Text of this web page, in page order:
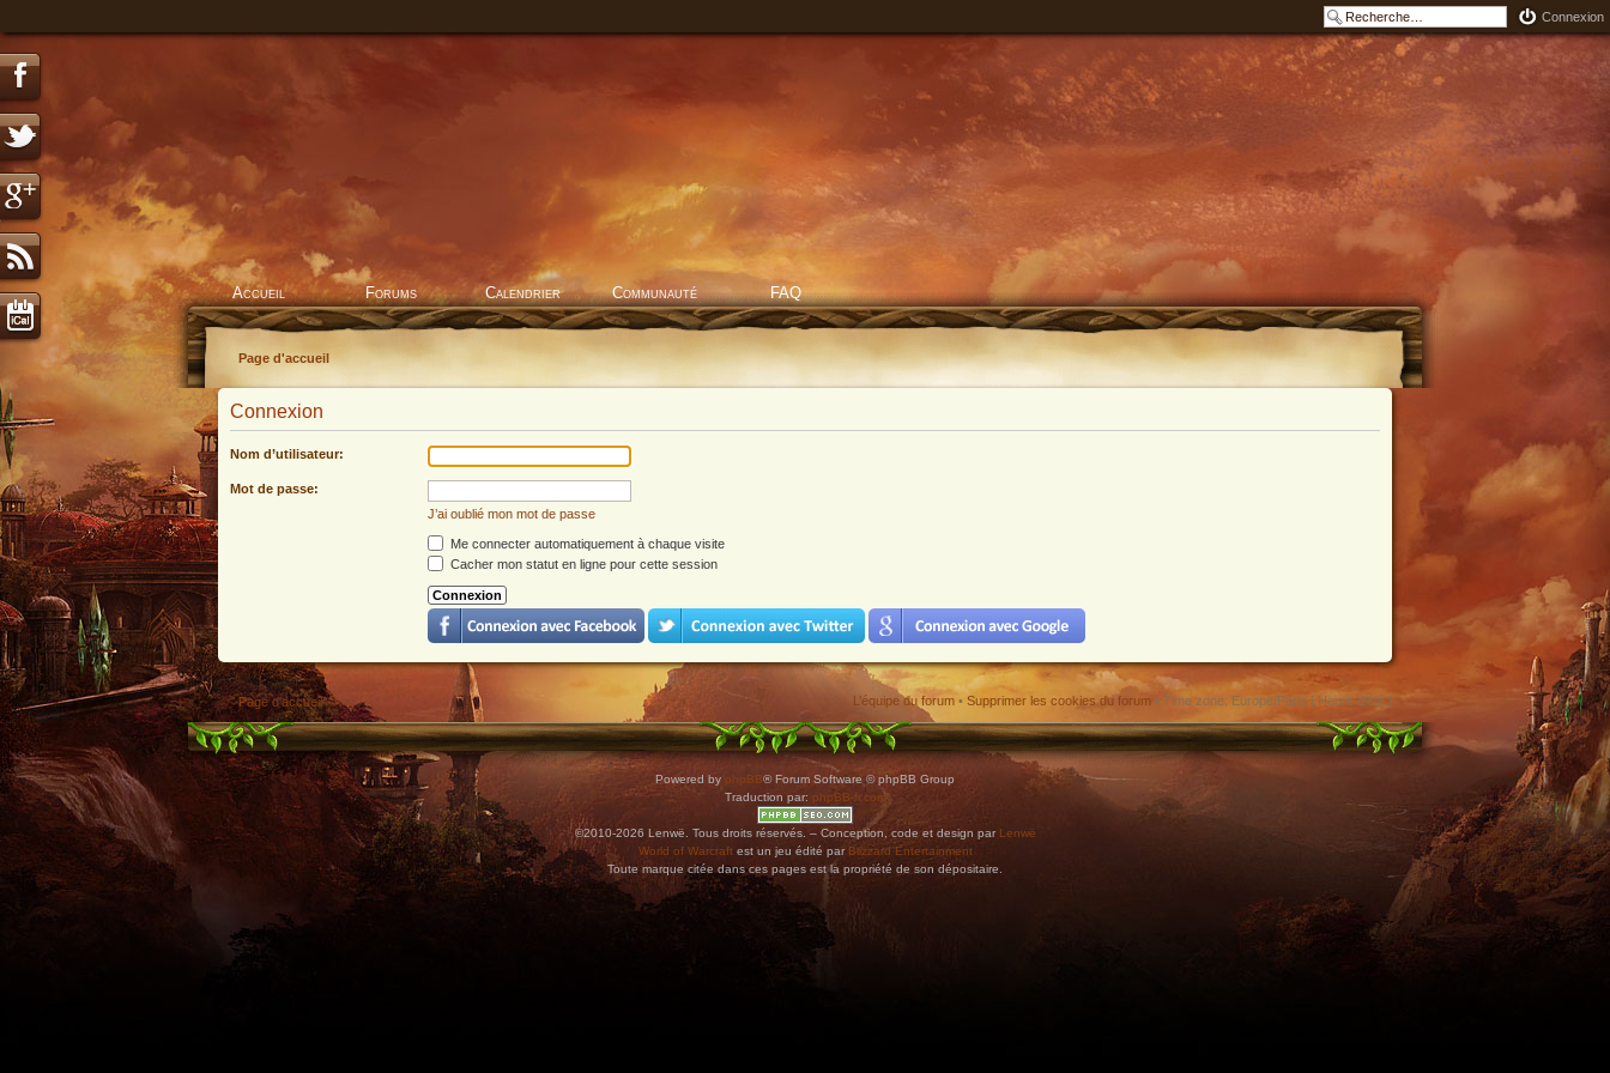
Connexion
Accueil Forums Calendrier Communauté FAQ
Page d'accueil
Connexion
Nom d’utilisateur:
Mot de passe:
J’ai oublié mon mot de passe
Me connecter automatiquement à chaque visite
Cacher mon statut en ligne pour cette session
Page d'accueil L’équipe du forum • Supprimer les cookies du forum • Time zone: Europe/Paris [ Heure d’été ]
Powered by phpBB® Forum Software © phpBB Group
Traduction par: phpBB-fr.com
©2010-2026 Lenwë. Tous droits réservés. – Conception, code et design par Lenwë
World of Warcraftest un jeu édité par Blizzard Entertainment
Toute marque citée dans ces pages est la propriété de son dépositaire.
Utilisez l'adresse suivante pour accéder au calendrier des évènements depuis d'autres applications. Copiez l'adresse et collez-la dans n'importe quelle application de type agenda prenant en charge le format iCal.